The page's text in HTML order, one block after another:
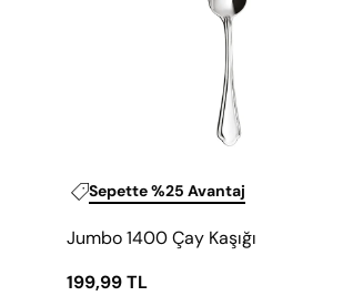
Sepette %25 Avantaj
Jumbo 1400 Çay Kaşığı
199,99 TL